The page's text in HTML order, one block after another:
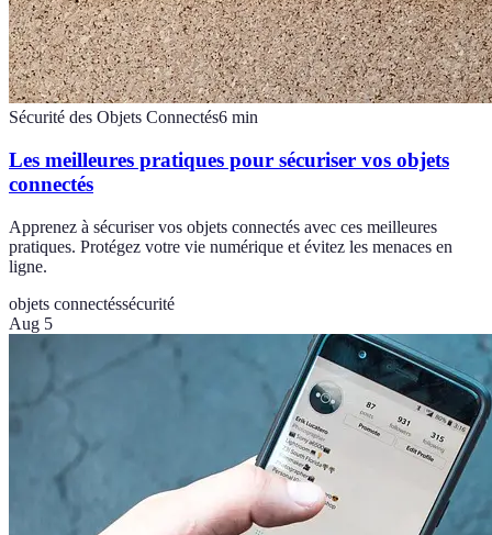
Sécurité des Objets Connectés6 min
Les meilleures pratiques pour sécuriser vos objets
connectés
Apprenez à sécuriser vos objets connectés avec ces meilleures
pratiques. Protégez votre vie numérique et évitez les menaces en
ligne.
objets connectéssécurité
Aug 5